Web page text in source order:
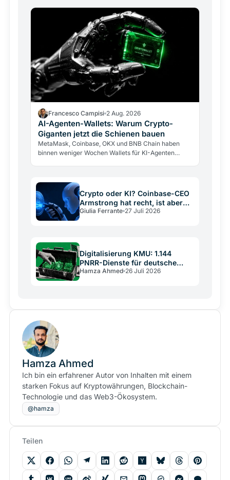
Francesco Campisi 2 Aug. 2026
AI-Agenten-Wallets: Warum Crypto-
Giganten jetzt die Schienen bauen
MetaMask, Coinbase, OKX und BNB Chain haben
binnen weniger Wochen Wallets für KI-Agenten
Crypto oder KI? Coinbase-CEO
Armstrong hat recht, ist aber
kein neutraler Schiedsrichter
Giulia Ferrante 27 Juli 2026
Digitalisierung KMU: 1.144
PNRR-Dienste für deutsche
Mittelständler
Hamza Ahmed 26 Juli 2026
Hamza Ahmed
Ich bin ein erfahrener Autor von Inhalten mit einem
starken Fokus auf Kryptowährungen, Blockchain-
Technologie und das Web3-Ökosystem.
@hamza
Teilen